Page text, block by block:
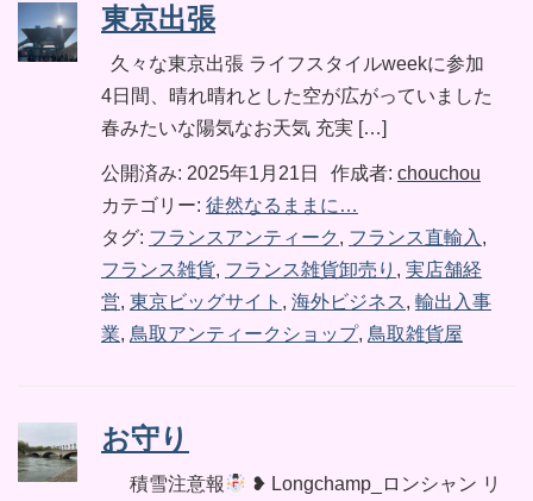
東京出張
久々な東京出張 ライフスタイルweekに参加
4日間、晴れ晴れとした空が広がっていました
春みたいな陽気なお天気 充実 […]
公開済み: 2025年1月21日 作成者: chouchou
カテゴリー: 徒然なるままに…
タグ: フランスアンティーク , フランス直輸入 ,
フランス雑貨, フランス雑貨卸売り , 実店舗経
営, 東京ビッグサイト , 海外ビジネス, 輸出入事
業, 鳥取アンティークショップ, 鳥取雑貨屋
お守り
積雪注意報
❥ Longchamp_ロンシャン リ